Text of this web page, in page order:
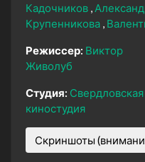
Кадочников
Крупенникова
Режиссер: Виктор
Живолуб
Студия: Свердловская
киностудия
Скриншоты